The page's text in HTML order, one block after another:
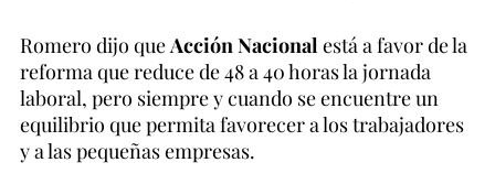
Romero dijo queAcción Nacional está a favor de la
reforma que reduce de 48 a 40 horas la jornada
laboral, pero siempre y cuando se encuentre un
equilibrio que permita favorecer a los trabajadores
y a las pequeñas empresas.